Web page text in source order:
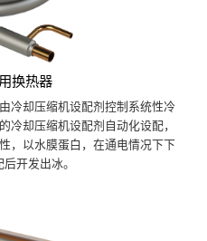
换热器
冷却压缩机设配剂控制系统性冷
冷却压缩机设配剂自动化设配，
，以水膜蛋白，在通电情况下下
开发出冰。